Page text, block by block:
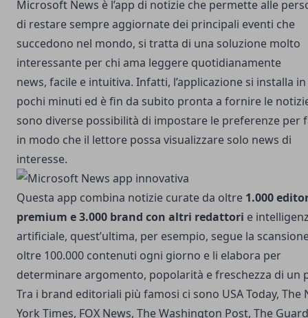
Microsoft News è l’app di notizie che permette alle
di restare sempre aggiornate dei principali eventi che
succedono nel mondo, si tratta di una soluzione molto
interessante per chi ama leggere quotidianamente
news, facile e intuitiva. Infatti, l’applicazione si installa in
pochi minuti ed è fin da subito pronta a fornire le
sono diverse possibilità di impostare le preferenze per
in modo che il lettore possa visualizzare solo news di
interesse.
Questa app combina notizie curate da oltre 1.000
premium e 3.000 brand con altri redattori e
artificiale, quest’ultima, per esempio, segue la
oltre 100.000 contenuti ogni giorno e li elabora per
determinare argomento, popolarità e freschezza di un
Tra i brand editoriali più famosi ci sono USA Today, The
York Times, FOX News, The Washington Post, The